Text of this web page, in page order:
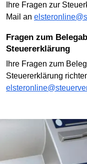
Ihre Fragen zur
Mail an
Fragen zum Belegabruf für die vorausgefüllte
Steuererklärung
Ihre Fragen zum
Steuererklärung